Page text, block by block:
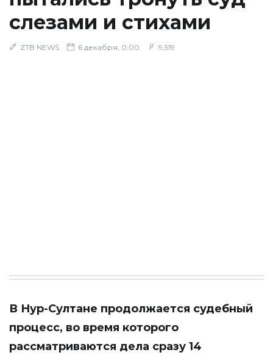
слезами и стихами
ZTB NEWS 6 декабря, 0:00 9,519
В Нур-Султане продолжается судебный
процесс, во время которого
рассматриваются дела сразу 14